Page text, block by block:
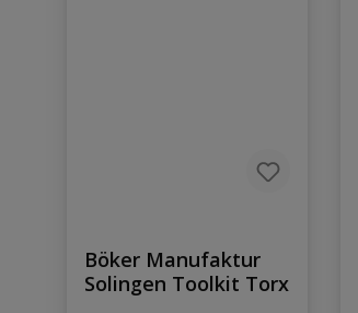
Böker Manufaktur
Solingen Toolkit Torx